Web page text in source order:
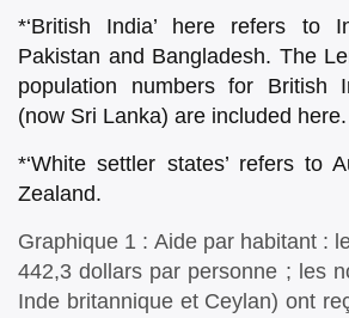
*‘British India’ here refers to
Pakistan and Bangladesh. The
population numbers for British
(now Sri Lanka) are included here.
*‘White settler states’ refers to
Zealand.
Graphique 1 : Aide par habitant :
442,3 dollars par personne ; les
Inde britannique et Ceylan) ont